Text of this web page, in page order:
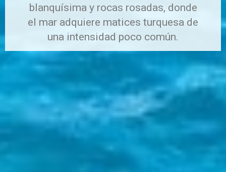
blanquísima y rocas rosadas, donde
el mar adquiere matices turquesa de
una intensidad poco común.